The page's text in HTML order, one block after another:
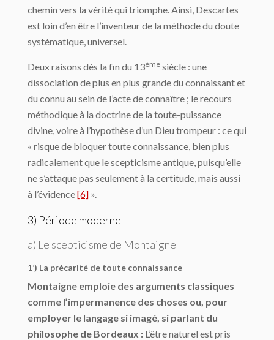
chemin vers la vérité qui triomphe. Ainsi, Descartes
est loin d’en être l’inventeur de la méthode du doute
systématique, universel.
Deux raisons dès la fin du 13ème siècle : une
dissociation de plus en plus grande du connaissant et
du connu au sein de l’acte de connaître ; le recours
méthodique à la doctrine de la toute-puissance
divine, voire à l’hypothèse d’un Dieu trompeur : ce qui
« risque de bloquer toute connaissance, bien plus
radicalement que le scepticisme antique, puisqu’elle
ne s’attaque pas seulement à la certitude, mais aussi
à l’évidence[6] ».
3) Période moderne
a) Le scepticisme de Montaigne
1’) La précarité de toute connaissance
Montaigne emploie des arguments classiques
comme l’impermanence des choses ou, pour
employer le langage si imagé, si parlant du
philosophe de Bordeaux : L’être naturel est pris